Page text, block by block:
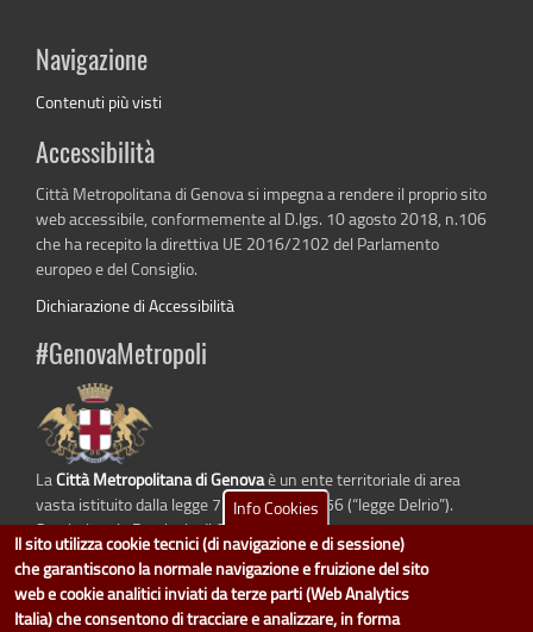
Navigazione
Contenuti più visti
Accessibilità
Città Metropolitana di Genova si impegna a rendere il proprio sito
web accessibile, conformemente al D.lgs. 10 agosto 2018, n.106
che ha recepito la direttiva UE 2016/2102 del Parlamento
europeo e del Consiglio.
Dichiarazione di Accessibilità
#GenovaMetropoli
LaCittà Metropolitana di Genovaè un ente territoriale di area
vasta istituito dalla legge 7 aprile 2014 n. 56 (“legge Delrio”).
Sostituisce la Provincia di Genova.
Info Cookies
Il sito utilizza cookie tecnici (di navigazione e di sessione)
che garantiscono la normale navigazione e fruizione del sito
web e cookie analitici inviati da terze parti (Web Analytics
Italia) che consentono di tracciare e analizzare, in forma